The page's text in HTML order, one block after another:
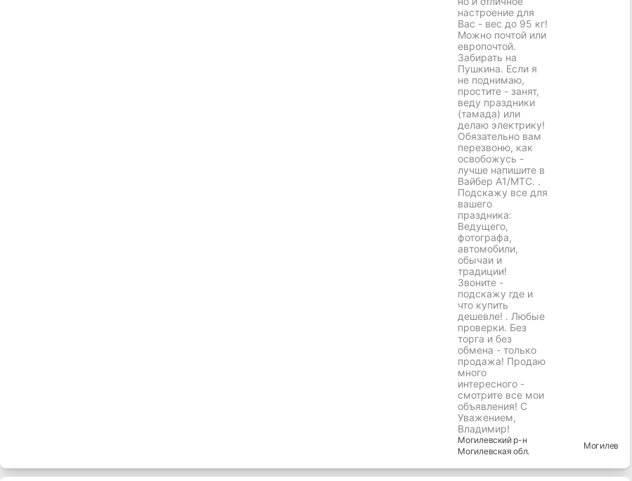
настроение для
Вас - вес до 95 кг!
Можно почтой или
европочтой.
Забирать на
Пушкина. Если я
не поднимаю,
простите - занят,
веду праздники
(тамада) или
делаю электрику!
Обязательно вам
перезвоню, как
освобожусь -
лучше напишите в
Вайбер A1/МТС. .
Подскажу все для
вашего
праздника:
Ведущего,
фотографа,
автомобили,
обычаи и
традиции!
Звоните -
подскажу где и
что купить
дешевле! . Любые
проверки. Без
торга и без
обмена - только
продажа! Продаю
много
интересного -
смотрите все мои
объявления! С
Уважением,
Владимир!
Могилевскийр-н
Могилевская обл.
Могилев